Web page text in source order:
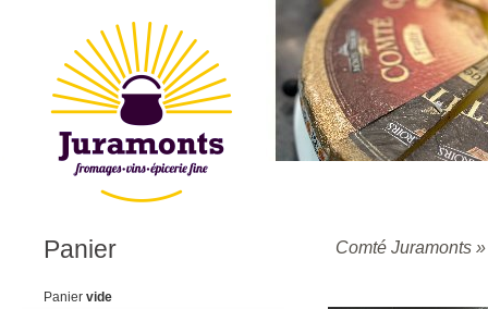
Comté Juramonts
Panier
Panier vide